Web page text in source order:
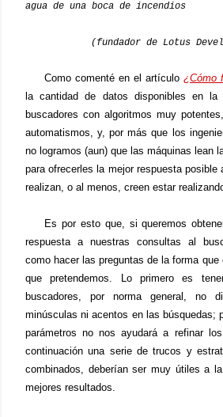
agua de una boca de incendios
(fundador de Lotus
Como comenté en el artículo ¿Cómo
la cantidad de datos disponibles en
buscadores con algoritmos muy
automatismos, y, por más que los
no logramos (aun) que las máquinas lean
para ofrecerles la mejor respuesta posible
realizan, o al menos, creen estar
Es por esto que, si queremos
respuesta a nuestras consultas al
como hacer las preguntas de la forma
que pretendemos. Lo primero es
buscadores, por norma general, no
minúsculas ni acentos en las búsquedas;
parámetros no nos ayudará a refinar
continuación una serie de trucos y
combinados, deberían ser muy útiles a
mejores resultados.